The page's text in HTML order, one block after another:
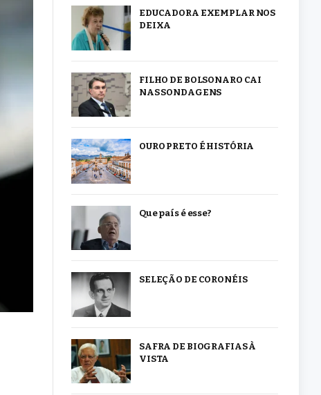
EDUCADORA EXEMPLAR NOS
DEIXA
FILHO DE BOLSONARO CAI
NAS SONDAGENS
OURO PRETO É HISTÓRIA
Que país é esse?
SELEÇÃO DE CORONÉIS
SAFRA DE BIOGRAFIAS À
VISTA